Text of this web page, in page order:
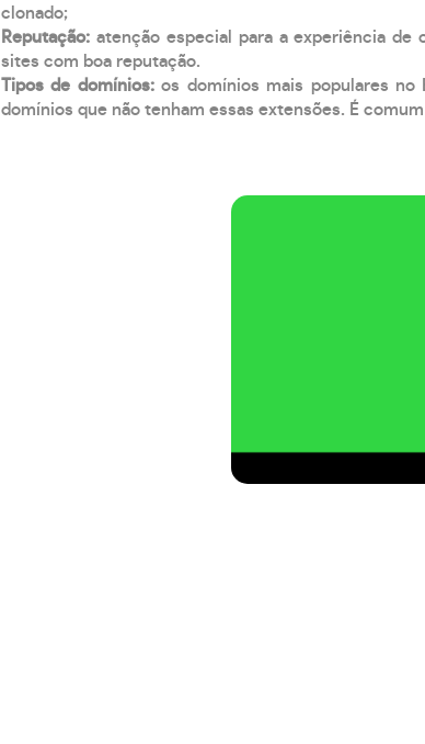
clonado;
Reputação: atenção especial para a experiência
sites com boa reputação.
Tipos de domínios:os domínios mais populares
domínios que não tenham essas extensões. É